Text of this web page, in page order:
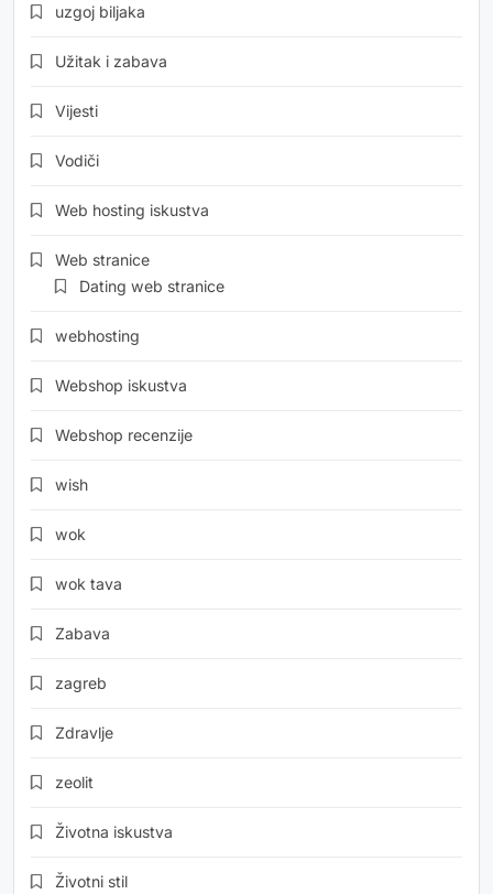
uzgoj biljaka
Užitak i zabava
Vijesti
Vodiči
Web hosting iskustva
Web stranice
Dating web stranice
webhosting
Webshop iskustva
Webshop recenzije
wish
wok
wok tava
Zabava
zagreb
Zdravlje
zeolit
Životna iskustva
Životni stil